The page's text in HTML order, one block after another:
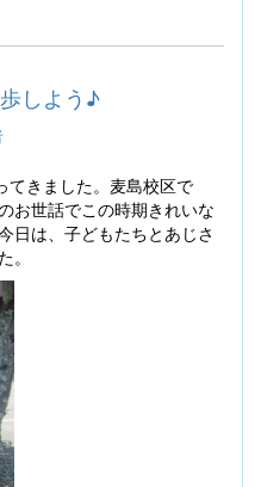
しよう♪
てきました。麦島校区で
お世話でこの時期きれいな
日は、子どもたちとあじさ
。